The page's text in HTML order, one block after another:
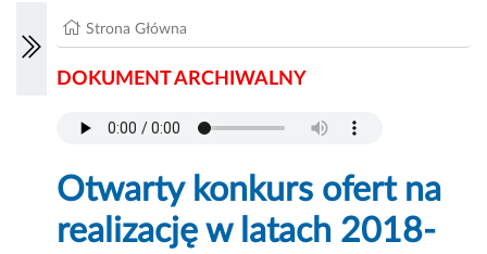
Strona Główna
DOKUMENT ARCHIWALNY
Otwarty konkurs ofert na
realizację w latach 2018-